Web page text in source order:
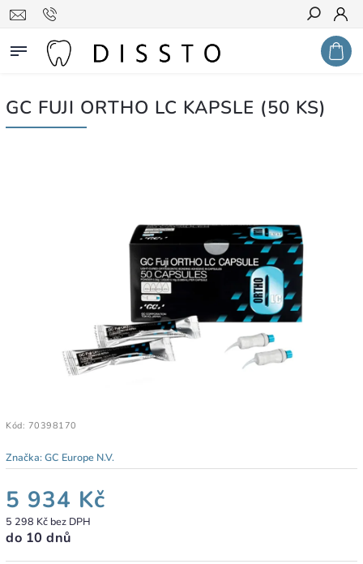
Hledat
GC FUJI ORTHO LC KAPSLE (50 KS)
Kód: 70398170
Značka:GC Europe N.V.
5 934 Kč
5 298 Kč bez DPH
do 10 dnů